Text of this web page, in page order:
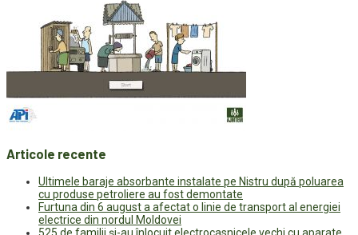
Articole recente
Ultimele baraje absorbante instalate pe Nistru după poluarea
cu produse petroliere au fost demontate
Furtuna din 6 august a afectat o linie de transport al energiei
electrice din nordul Moldovei
525 de familii și-au înlocuit electrocasnicele vechi cu aparate